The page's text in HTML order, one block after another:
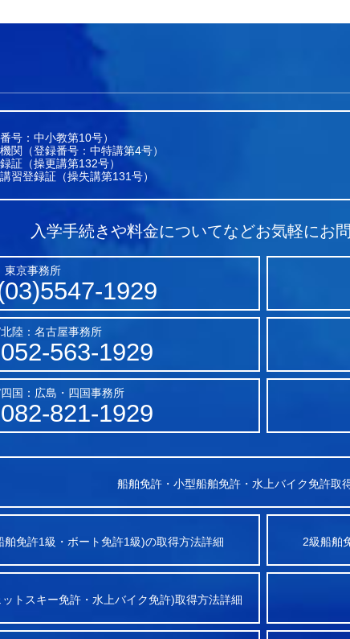
号：中小教第10号）
関（登録番号：中特講第4号）
証（操更講第132号）
習登録証（操失講第131号）
入学手続きや料金についてなどお気軽にお
東京事務所
1929
陸：名古屋事務所
052-563-1929
国：広島・四国事務所
082-821-1929
船舶免許・小型船舶免許・水上バイク免許取
舶免許1級・ボート免許1級)の取得方法詳細 2級船舶
トスキー免許・水上バイク免許)取得方法詳細